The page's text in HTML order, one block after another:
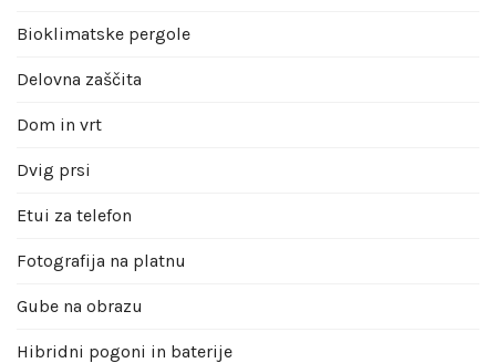
Bioklimatske pergole
Delovna zaščita
Dom in vrt
Dvig prsi
Etui za telefon
Fotografija na platnu
Gube na obrazu
Hibridni pogoni in baterije